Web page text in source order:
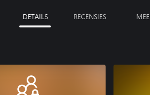
DETAILS RECENSIES